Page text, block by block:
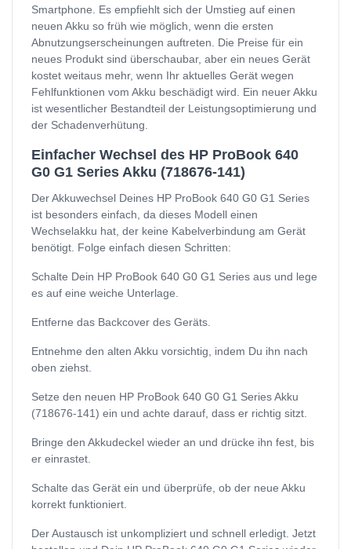
Smartphone. Es empfiehlt sich der Umstieg auf einen
neuen Akku so früh wie möglich, wenn die ersten
Abnutzungserscheinungen auftreten. Die Preise für ein
neues Produkt sind überschaubar, aber ein neues Gerät
kostet weitaus mehr, wenn Ihr aktuelles Gerät wegen
Fehlfunktionen vom Akku beschädigt wird. Ein neuer Akku
ist wesentlicher Bestandteil der Leistungsoptimierung und
der Schadenverhütung.
Einfacher Wechsel des HP ProBook 640
G0 G1 Series Akku (718676-141)
Der Akkuwechsel Deines HP ProBook 640 G0 G1 Series
ist besonders einfach, da dieses Modell einen
Wechselakku hat, der keine Kabelverbindung am Gerät
benötigt. Folge einfach diesen Schritten:
Schalte Dein HP ProBook 640 G0 G1 Series aus und lege
es auf eine weiche Unterlage.
Entferne das Backcover des Geräts.
Entnehme den alten Akku vorsichtig, indem Du ihn nach
oben ziehst.
Setze den neuen HP ProBook 640 G0 G1 Series Akku
(718676-141) ein und achte darauf, dass er richtig sitzt.
Bringe den Akkudeckel wieder an und drücke ihn fest, bis
er einrastet.
Schalte das Gerät ein und überprüfe, ob der neue Akku
korrekt funktioniert.
Der Austausch ist unkompliziert und schnell erledigt. Jetzt